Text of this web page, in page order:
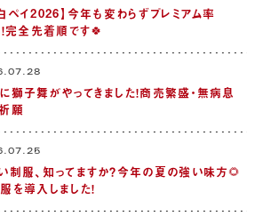
ペイ2026】今年も変わらずプレミアム率
完全先着順です🍀
獅子舞がやってきました！商売繁盛・無病息
願
制服、知ってますか？今年の夏の強い味方🌻
を導入しました！